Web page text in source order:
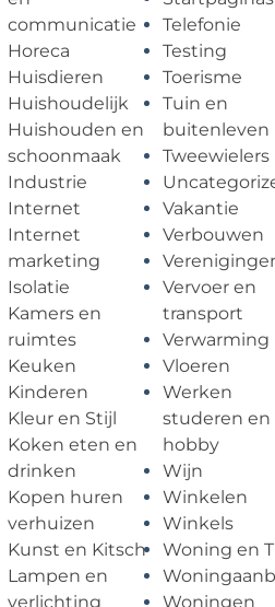
communicatie
Horeca
Huisdieren
Huishoudelijk
Huishouden en
schoonmaak
Industrie
Internet
Internet
marketing
Isolatie
Kamers en
ruimtes
Keuken
Kinderen
Kleur en Stijl
Koken eten en
drinken
Kopen huren
verhuizen
Kunst en Kitsch
Lampen en
verlichting
Telefonie
Testing
Toerisme
Tuin en
buitenleven
Tweewielers
Vakantie
Verbouwen
Vervoer en
transport
Verwarming
Vloeren
Werken
studeren en
hobby
Wijn
Winkelen
Winkels
Woning en
Woningen